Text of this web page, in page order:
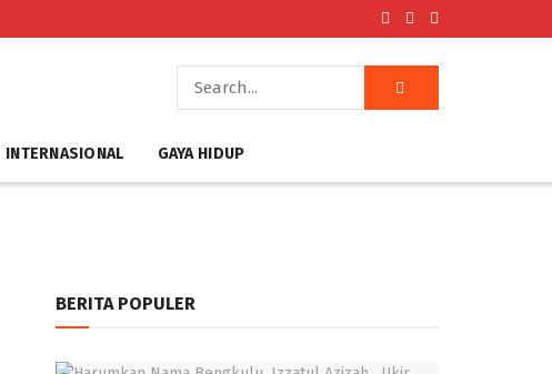
INTERNASIONAL GAYA HIDUP
BERITA POPULER